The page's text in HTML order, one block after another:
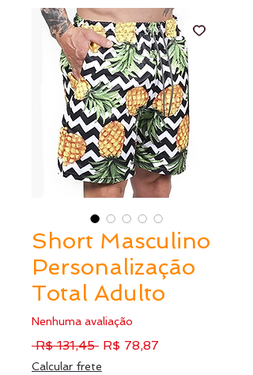
Short Masculino
Personalização
Total Adulto
Nenhuma avaliação
R$ 131,45 Preço
R$ 78,87
Calcular frete